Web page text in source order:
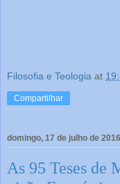
Filosofia e Teologia at
Compartilhar
domingo, 17 de julho de 2016
As 95 Teses de